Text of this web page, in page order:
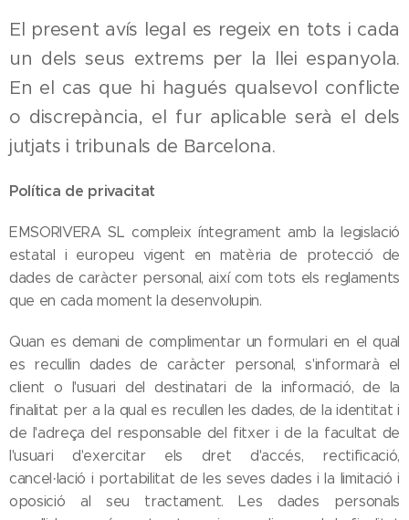
El present avís legal es regeix en tots i cada
un dels seus extrems per la llei espanyola.
En el cas que hi hagués qualsevol conflicte
o discrepància, el fur aplicable serà el dels
jutjats i tribunals de Barcelona.
Política de privacitat
EMSORIVERA SL compleix íntegrament amb la legislació
estatal i europeu vigent en matèria de protecció de
dades de caràcter personal, així com tots els reglaments
que en cada moment la desenvolupin.
Quan es demani de complimentar un formulari en el qual
es recullin dades de caràcter personal, s'informarà el
client o l'usuari del destinatari de la informació, de la
finalitat per a la qual es recullen les dades, de la identitat i
de l'adreça del responsable del fitxer i de la facultat de
l'usuari d'exercitar els dret d'accés, rectificació,
cancel·lació i portabilitat de les seves dades i la limitació i
oposició al seu tractament. Les dades personals